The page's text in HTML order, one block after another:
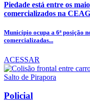
Piedade está entre os
comercializados na
Município ocupa a 6ª posição
comercializadas...
ACESSAR
Policial